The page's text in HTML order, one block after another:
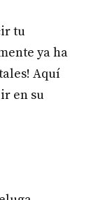
tu
ya ha
Aquí
en su